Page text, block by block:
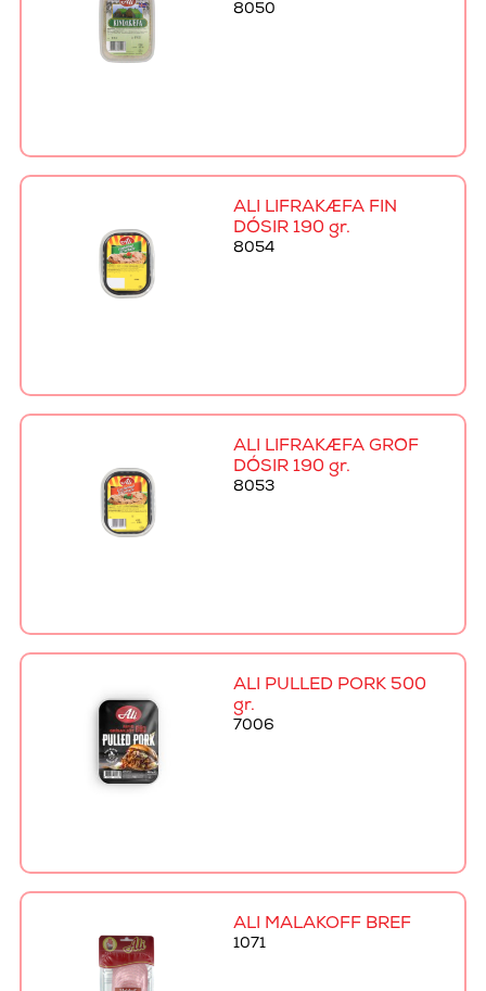
8050
ALI LIFRAKÆFA FÍN
DÓSIR 190 gr.
8054
ALI LIFRAKÆFA GRÓF
DÓSIR 190 gr.
8053
ALI PULLED PORK 500
gr.
7006
ALI MALAKOFF BRÉF
1071